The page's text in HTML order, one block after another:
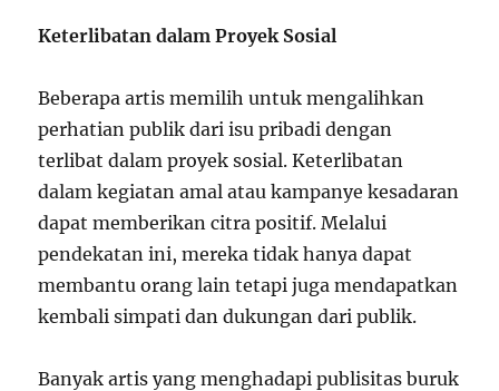
Keterlibatan dalam Proyek Sosial
Beberapa artis memilih untuk mengalihkan
perhatian publik dari isu pribadi dengan
terlibat dalam proyek sosial. Keterlibatan
dalam kegiatan amal atau kampanye kesadaran
dapat memberikan citra positif. Melalui
pendekatan ini, mereka tidak hanya dapat
membantu orang lain tetapi juga mendapatkan
kembali simpati dan dukungan dari publik.
Banyak artis yang menghadapi publisitas buruk